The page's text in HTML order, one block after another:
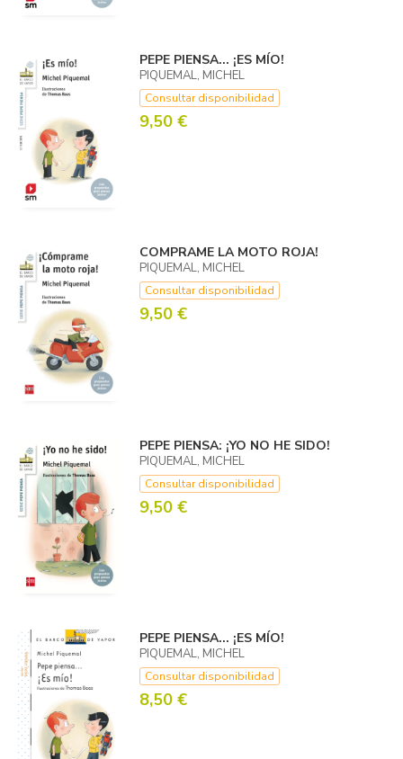
PEPE PIENSA... ¡ES MÍO!
PIQUEMAL, MICHEL
Consultar disponibilidad
9,50 €
COMPRAME LA MOTO ROJA!
PIQUEMAL, MICHEL
Consultar disponibilidad
9,50 €
PEPE PIENSA: ¡YO NO HE SIDO!
PIQUEMAL, MICHEL
Consultar disponibilidad
9,50 €
PEPE PIENSA... ¡ES MÍO!
PIQUEMAL, MICHEL
Consultar disponibilidad
8,50 €